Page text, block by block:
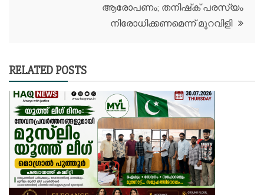
ആരോപണം; തനിഷ്‌ക് പരസ്യം
നിരോധിക്കണമെന്ന് മുറവിളി
RELATED POSTS